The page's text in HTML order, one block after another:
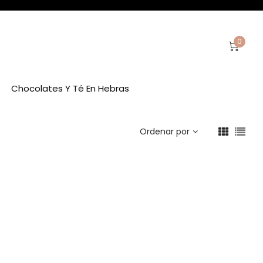
0
Chocolates Y Té En Hebras
Ordenar por